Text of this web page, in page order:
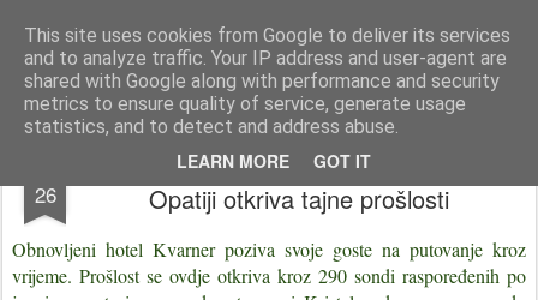
This site uses cookies from Google to deliver its services
and to analyze traffic. Your IP address and user-agent are
shared with Google along with performance and security
metrics to ensure quality of service, generate usage
statistics, and to detect and address abuse.
LEARN MORE GOT IT
Istra photo blog POISTRI.EU © Putopisi | reportaže Istra i Kvarner
Pages
26
Jedinstveni mini muzej u hotelu Kvarner u
Opatiji otkriva tajne prošlosti
Obnovljeni hotel Kvarner poziva svoje goste na putovanje kroz
vrijeme. Prošlost se ovdje otkriva kroz 290 sondi raspoređenih po